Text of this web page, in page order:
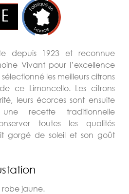
depuis 1923 et reconnue
Vivant pour l’excellence
les meilleurs citrons
ce Limoncello. Les citrons
leurs écorces sont ensuite
recette traditionnelle
toutes les qualités
gorgé de soleil et son goût
robe jaune.